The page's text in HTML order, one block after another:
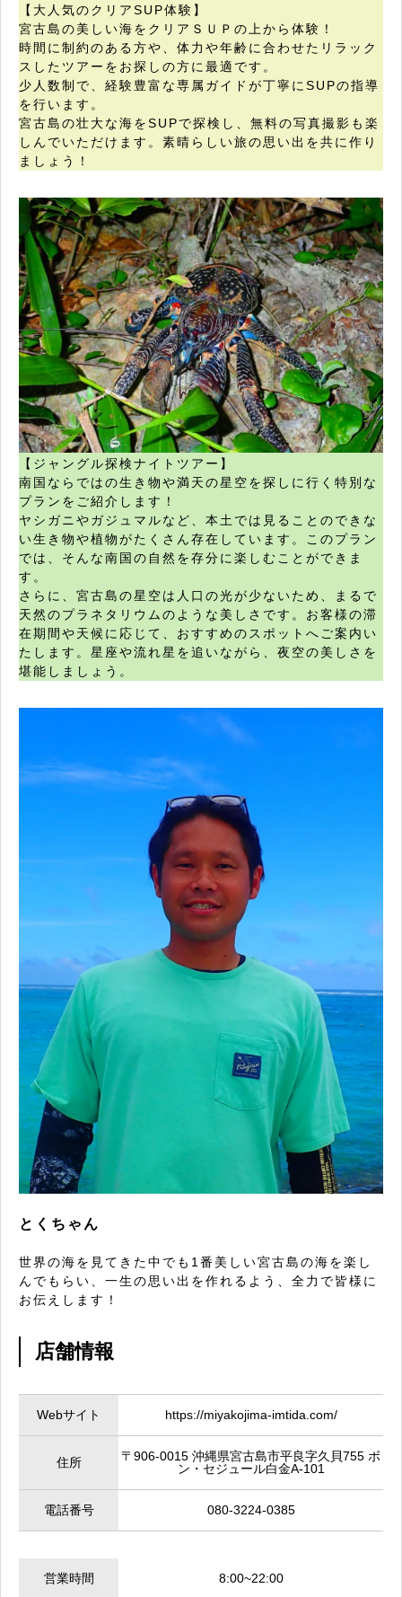
【大人気のクリアSUP体験】
宮古島の美しい海をクリアＳＵＰの上から体験！
時間に制約のある方や、体力や年齢に合わせたリラック
スしたツアーをお探しの方に最適です。
少人数制で、経験豊富な専属ガイドが丁寧にSUPの指導
を行います。
宮古島の壮大な海をSUPで探検し、無料の写真撮影も楽
しんでいただけます。素晴らしい旅の思い出を共に作り
ましょう！
【ジャングル探検ナイトツアー】
南国ならではの生き物や満天の星空を探しに行く特別な
プランをご紹介します！
ヤシガニやガジュマルなど、本土では見ることのできな
い生き物や植物がたくさん存在しています。このプラン
では、そんな南国の自然を存分に楽しむことができま
す。
さらに、宮古島の星空は人口の光が少ないため、まるで
天然のプラネタリウムのような美しさです。お客様の滞
在期間や天候に応じて、おすすめのスポットへご案内い
たします。星座や流れ星を追いながら、夜空の美しさを
堪能しましょう。
とくちゃん
世界の海を見てきた中でも1番美しい宮古島の海を楽し
んでもらい、一生の思い出を作れるよう、全力で皆様に
お伝えします！
店舗情報
Webサイト https://miyakojima-imtida.com/
住所
〒906-0015 沖縄県宮古島市平良字久貝755 ボ
ン・セジュール白金A-101
電話番号 080-3224-0385
営業時間 8:00~22:00